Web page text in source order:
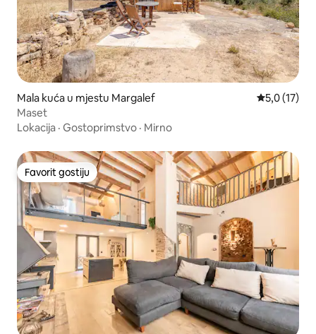
Mala kuća u mjestu Margalef Prosječna
5,0 (17)
Maset
Lokacija · Gostoprimstvo · Mirno
Favorit gostiju
Favorit gostiju